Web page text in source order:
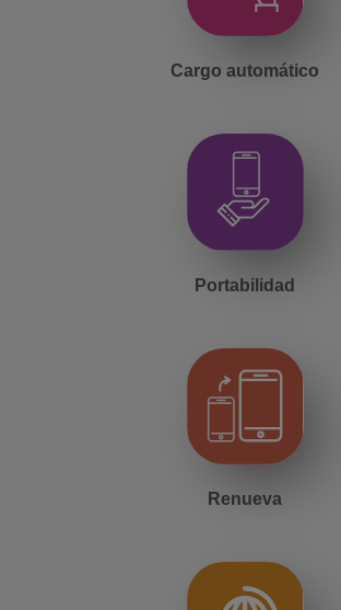
Cargo automático
Portabilidad
Renueva